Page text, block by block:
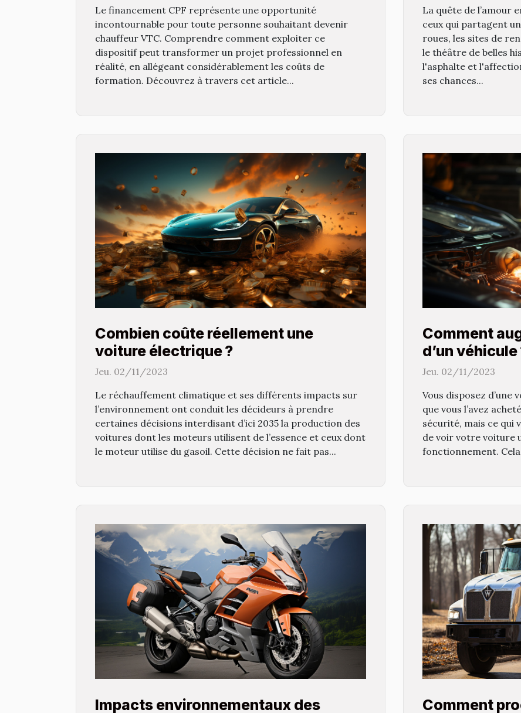
Le financement CPF représente une opportunité
incontournable pour toute personne souhaitant devenir
chauffeur VTC. Comprendre comment exploiter ce
dispositif peut transformer un projet professionnel en
réalité, en allégeant considérablement les coûts de
formation. Découvrez à travers cet article...
La quête de l’amour
ceux qui partagent
roues, les sites de
le théâtre de belles
l'asphalte et
ses chances...
Combien coûte réellement une
voiture électrique ?
Jeu. 02/11/2023
Le réchauffement climatique et ses différents impacts sur
l’environnement ont conduit les décideurs à prendre
certaines décisions interdisant d’ici 2035 la production des
voitures dont les moteurs utilisent de l’essence et ceux dont
le moteur utilise du gasoil. Cette décision ne fait pas...
Comment
d’un véhicule
Jeu. 02/11/2023
Vous disposez
que vous l’avez
sécurité, mais ce qui
de voir votre voiture
fonctionnement. Cela
Impacts environnementaux des Comment